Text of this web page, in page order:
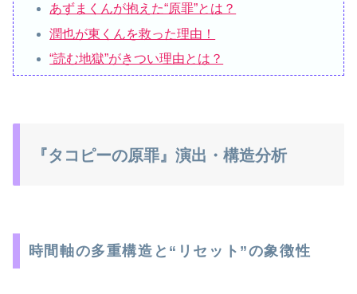
あずまくんが抱えた“原罪”とは？
潤也が東くんを救った理由！
“読む地獄”がきつい理由とは？
『タコピーの原罪』演出・構造分析
時間軸の多重構造と“リセット”の象徴性